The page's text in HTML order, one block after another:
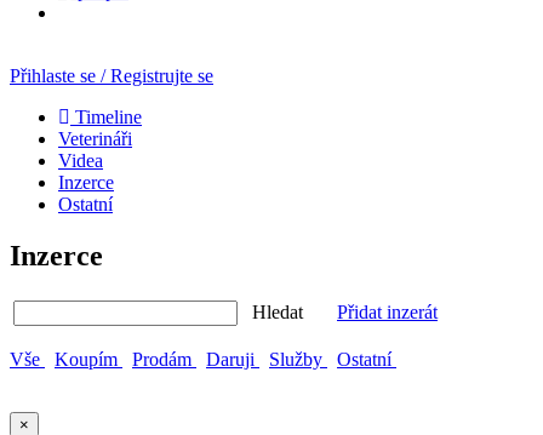
Přihlaste se / Registrujte se
Timeline
Veterináři
Videa
Inzerce
Ostatní
Inzerce
Hledat Přidat inzerát
Vše Koupím Prodám Daruji Služby Ostatní
×